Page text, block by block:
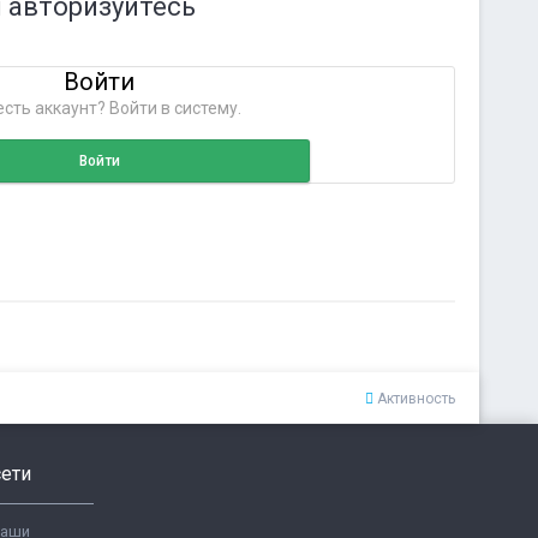
Войти
аккаунт? Войти в систему.
Войти
Активность